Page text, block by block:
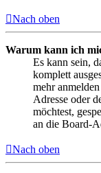
Nach oben
Warum kann ich
Es kann sein,
komplett
mehr
Adresse oder
möchtest,
an die Board-
Nach oben